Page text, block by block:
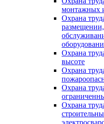
монтажных
Охрана
Охрана
высоте
Охрана
Охрана
Охрана